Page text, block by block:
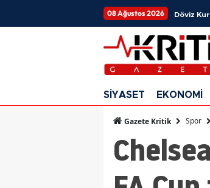
08 Ağustos 2026 Döviz
SİYASET EKONOMİ
Gazete Kritik Spor